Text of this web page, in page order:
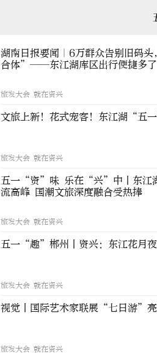
湖南日报要闻｜6万群众告别旧码
合体”——东江湖库区出行便捷多了
旅发大会 就在资兴
文旅上新！花式宠客！东江湖“五
旅发大会 就在资兴
五一“资”味 乐在“兴”中丨东江
流高峰 国潮文旅深度融合受热捧
旅发大会 就在资兴
五一“趣”郴州丨资兴：东江花月
旅发大会 就在资兴
视觉丨国际艺术家联展“七日游”
旅发大会 就在资兴